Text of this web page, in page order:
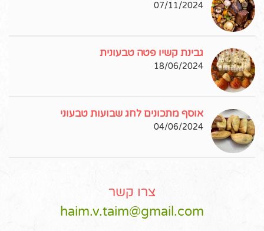
07/11/2024
גבינת קשיו פטה טבעונית
18/06/2024
אוסף מתכונים לחג שבועות טבעוני
04/06/2024
צרו קשר
haim.v.taim@gmail.com